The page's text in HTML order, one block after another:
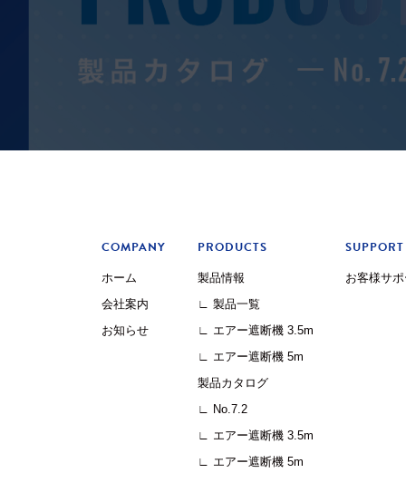
COMPANY
ホーム
会社案内
お知らせ
PRODUCTS
製品情報
∟ 製品一覧
∟ エアー遮断機 3.5m
∟ エアー遮断機 5m
製品カタログ
∟ No.7.2
∟ エアー遮断機 3.5m
∟ エアー遮断機 5m
SUPPORT
お客様サポ